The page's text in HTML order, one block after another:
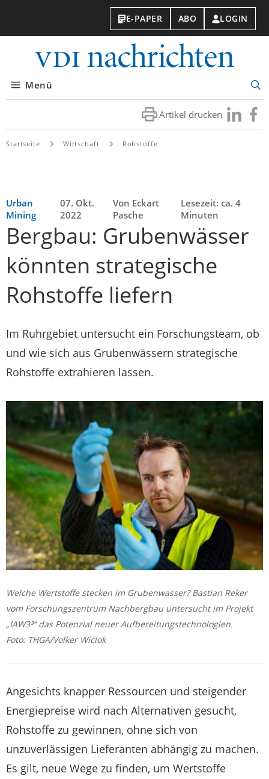
E-PAPER ABO LOGIN
Menü
Artikel drucken Besuchen
Sie
Sie
Startseite Wirtschaft Rohstoffe
Urban
Mining
07. Okt.
2022
Von Eckart
Pasche
Lesezeit: ca. 4
Minuten
Bergbau: Grubenwässer
könnten strategische
Rohstoffe liefern
Im Ruhrgebiet untersucht ein Forschungsteam, ob
und wie sich aus Grubenwässern strategische
Rohstoffe extrahieren lassen.
Welche Wertstoffe stecken im Grubenwasser? Bastian Reker
vom Forschungszentrum Nachbergbau untersucht im Projekt
„IAW3³“ das Potenzial neuer Aufbereitungstechnologien.
Foto: THGA/Volker Wiciok
Angesichts knapper Ressourcen und steigender
Energiepreise wird nach Alternativen gesucht,
Rohstoffe zu gewinnen, ohne sich von
unzuverlässigen Lieferanten abhängig zu machen.
Es gilt, neue Wege zu finden, um Wertstoffe